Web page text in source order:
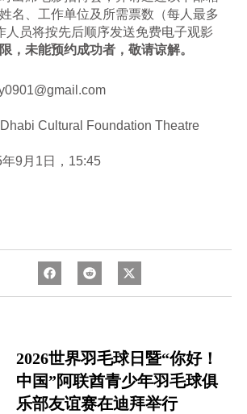
名、工作单位及所需票数（每人最多
人员将按先后顺序发送免费电子观影
，未能预约成功者，敬请谅解。
Cultural Foundation Theatre
9月1日，15:45
2026世界羽毛球日暨“你好！
中国”阿联酋青少年羽毛球俱
乐部友谊赛在迪拜举行